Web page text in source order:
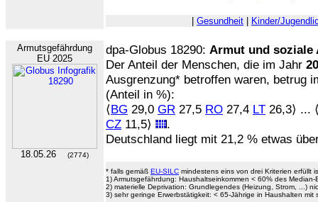
Gesundheit Kinder/
Armutsgefährdung
EU 2025
18.05.26 (2774)
dpa-Globus 18290: Armut und soziale
Der Anteil der Menschen, die im Jahr
Ausgrenzung* betroffen waren, betrug
(Anteil in %):
⟨BG 29,0 GR 27,5 RO 27,4 LT 26,3⟩ ...
CZ 11,5⟩
.
Deutschland liegt mit 21,2 % etwas
* falls gemäß EU-SILC mindestens eins von drei Kriterien erfüllt
1) Armutsgefährdung: Haushaltseinkommen < 60% des Median-
2) materielle Deprivation: Grundlegendes (Heizung, Strom, ...)
3) sehr geringe Erwerbstätigkeit: < 65-Jährige in Haushalten mit